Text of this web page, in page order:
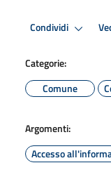
Condividi
Categorie:
Comune
Argomenti:
Accesso